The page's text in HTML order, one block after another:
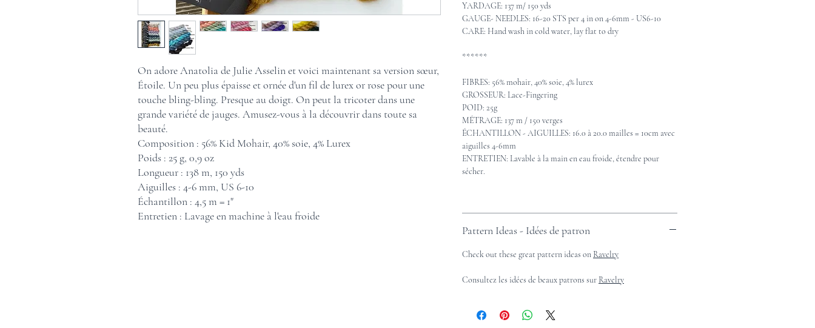
On adore Anatolia de Julie Asselin et voici maintenant sa version sœur,
Étoile. Un peu plus épaisse et ornée d'un fil de lurex or rose pour une
touche bling-bling. Presque au doigt. On peut la tricoter dans une
grande variété de jauges. Amusez-vous à la découvrir dans toute sa
beauté.
Composition : 56% Kid Mohair, 40% soie, 4% Lurex
Poids : 25 g, 0,9 oz
Longueur : 138 m, 150 yds
Aiguilles : 4-6 mm, US 6-10
Échantillon : 4,5 m = 1"
Entretien : Lavage en machine à l'eau froide
YARDAGE: 137 m/ 150 yds
GAUGE- NEEDLES: 16-20 STS per 4 in on 4-6mm - US6-10
CARE: Hand wash in cold water, lay flat to dry
******
FIBRES: 56% mohair, 40% soie, 4% lurex
GROSSEUR: Lace-Fingering
POID: 25g
MÉTRAGE: 137 m / 150 verges
ÉCHANTILLON - AIGUILLES: 16.0 à 20.0 mailles = 10cm avec
aiguilles 4-6mm
ENTRETIEN: Lavable à la main en eau froide, étendre pour
sécher.
Pattern Ideas - Idées de patron
Check out these great pattern ideas on Ravelry
Consultez les idées de beaux patrons sur Ravelry